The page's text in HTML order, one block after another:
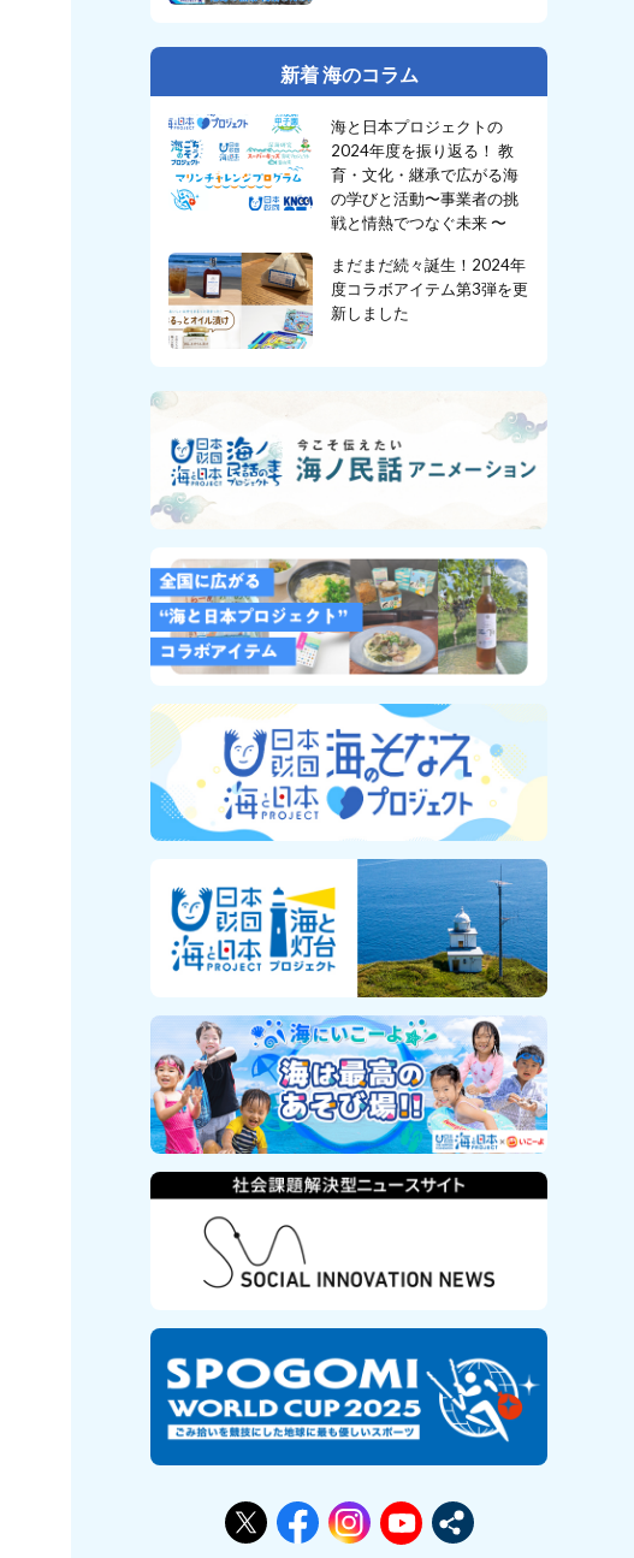
新着 海のコラム
海と日本プロジェクトの
2024年度を振り返る！ 教
育・文化・継承で広がる海
の学びと活動〜事業者の挑
戦と情熱でつなぐ未来 〜
まだまだ続々誕生！2024年
度コラボアイテム第3弾を更
新しました